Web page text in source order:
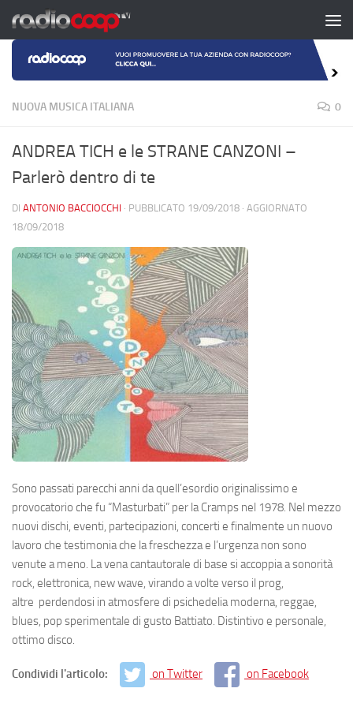
Salta al contenuto
NUOVA MUSICA ITALIANA 0
ANDREA TICH e le STRANE CANZONI –
Parlerò dentro di te
DI ANTONIO BACCIOCCHI · PUBBLICATO 19/09/2018 · AGGIORNATO
18/09/2018
Sono passati parecchi anni da quell’esordio originalissimo e
provocatorio che fu “Masturbati” per la Cramps nel 1978. Nel mezzo
nuovi dischi, eventi, partecipazioni, concerti e finalmente un nuovo
lavoro che testimonia che la freschezza e l’urgenza non sono
venute a meno. La vena cantautorale di base si accoppia a sonorità
rock, elettronica, new wave, virando a volte verso il prog,
altre perdendosi in atmosfere di psichedelia moderna, reggae,
blues, pop sperimentale di gusto Battiato. Distintivo e personale,
ottimo disco.
Condividi l'articolo: on Twitter on Facebook